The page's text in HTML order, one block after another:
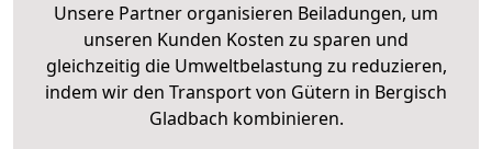
Unsere Partner organisieren Beiladungen, um
unseren Kunden Kosten zu sparen und
gleichzeitig die Umweltbelastung zu reduzieren,
indem wir den Transport von Gütern in Bergisch
Gladbach kombinieren.